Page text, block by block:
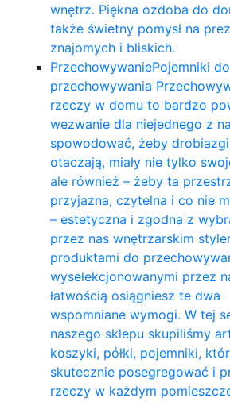
wnętrz. Piękna ozdoba do
także świetny pomysł na
znajomych i bliskich.
PrzechowywaniePojemniki do
przechowywania
rzeczy w domu to bardzo
wezwanie dla niejednego z
spowodować, żeby
otaczają, miały nie tylko
ale również – żeby ta
przyjazna, czytelna i co nie
– estetyczna i zgodna z
przez nas wnętrzarskim
produktami do
wyselekcjonowanymi przez
łatwością osiągniesz te dwa
wspomniane wymogi. W tej
naszego sklepu skupiliśmy
koszyki, półki, pojemniki,
skutecznie posegregować i
rzeczy w każdym